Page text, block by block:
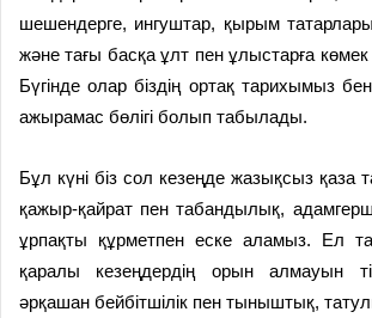
шешендерге, ингуштар, қырым
және тағы басқа ұлт пен ұлыстарға көмек
Бүгінде олар біздің ортақ тарихымыз
ажырамас бөлігі болып табылады.
Бұл күні біз сол кезеңде жа­зықсыз қаза
қажыр-қайрат пен та­­бандылық,
ұрпақты құрметпен еске аламыз. Ел
қаралы ке­зеңдердің орын алмауын
әрқашан бейбітшілік пен тыныштық,